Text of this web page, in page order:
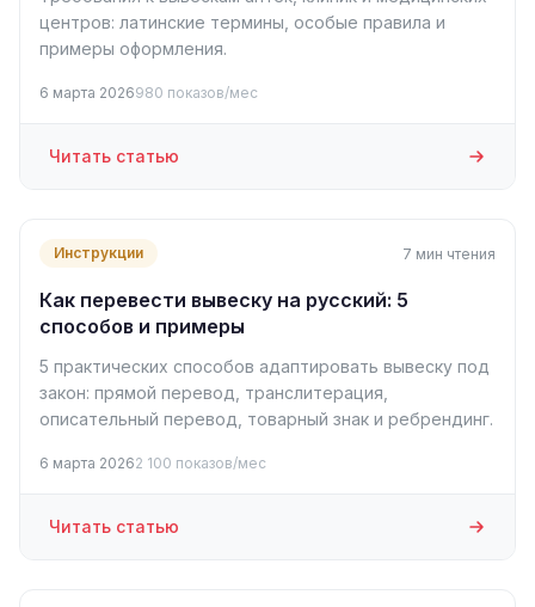
центров: латинские термины, особые правила и
примеры оформления.
6 марта 2026980 показов/мес
Читать статью
Инструкции 7 мин чтения
Как перевести вывеску на русский: 5
способов и примеры
5 практических способов адаптировать вывеску под
закон: прямой перевод, транслитерация,
описательный перевод, товарный знак и ребрендинг.
6 марта 20262 100 показов/мес
Читать статью